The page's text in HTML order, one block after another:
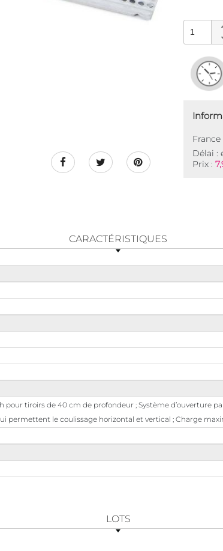
Délai :
Prix :
CARACTÉRISTIQUES
pour tiroirs de 40 cm de profondeur ; Système d’ouverture
permettent le coulissage horizontal et vertical ; Charge
LOTS